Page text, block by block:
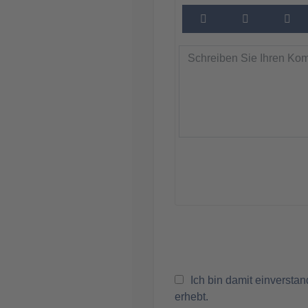
Ich bin damit
erhebt.